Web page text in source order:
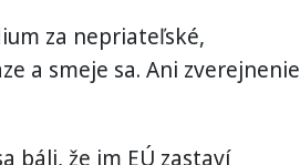
za nepriateľské,
a smeje sa. Ani zverejnenie
báli, že im EÚ zastaví